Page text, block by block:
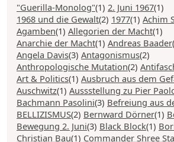
"Guerilla-Monolog"(1) 2. Juni 1967(1)
1968 und die Gewalt(2) 1977(1) Achim
Agamben(1) Allegorien der Macht(1)
Anarchie der Macht(1) Andreas Baader
Angela Davis(3) Antagonismus(2)
Anthropologische Mutation(2)
Art & Politics(1) Ausbruch aus dem
Auschwitz(1) Aussstellung zu Pier
Bachmann Pasolini(3) Befreiung aus
BELLIZISMUS(2) Bernward Dörner(1)
Bewegung 2. Juni(3) Black Block(1)
Christian Bau(1) Commander Shree